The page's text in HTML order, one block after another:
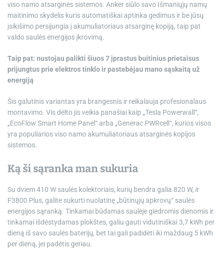
viso namo atsarginės sistemos. Anker siūlo savo Išmaniųjų namų
maitinimo skydelis kuris automatiškai aptinka gedimus ir be jūsų
įsikišimo persijungia į akumuliatoriaus atsarginę kopiją, taip pat
valdo saulės energijos įkrovimą.
Taip pat: nustojau palikti šiuos 7 įprastus buitinius prietaisus
prijungtus prie elektros tinklo ir pastebėjau mano sąskaitą už
energiją
Šis galutinis variantas yra brangesnis ir reikalauja profesionalaus
montavimo. Vis dėlto jis veikia panašiai kaip „Tesla Powerwall“,
„EcoFlow Smart Home Panel“ arba „Generac PWRcell“, kurios visos
yra populiarios viso namo akumuliatoriaus atsarginės kopijos
sistemos.
Ką ši sąranka man sukuria
Su dviem 410 W saulės kolektoriais, kurių bendra galia 820 W, ir
F3800 Plus, galite sukurti nuolatinę „būtinųjų apkrovų“ saulės
energijos sąranką. Tinkamai būdamas saulėje giedromis dienomis ir
tinkamai išdėstydamas plokštes, galiu gauti vidutiniškai 3,7 kWh per
dieną iš savo saulės baterijų, bet tai gali padidėti iki maždaug 5 kWh
per dieną, jei padėtis geriau.